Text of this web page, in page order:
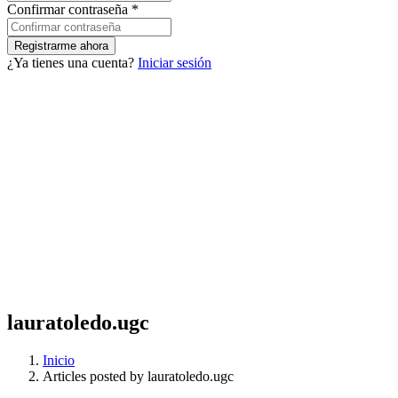
Confirmar contraseña *
¿Ya tienes una cuenta? Iniciar sesión
lauratoledo.ugc
Inicio
Articles posted by lauratoledo.ugc